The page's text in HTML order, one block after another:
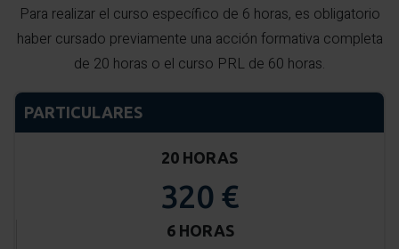
Para realizar el curso específico de 6 horas, es obligatorio
haber cursado previamente una acción formativa completa
de 20 horas o el curso PRL de 60 horas.
PARTICULARES
20 HORAS
320 €
6 HORAS